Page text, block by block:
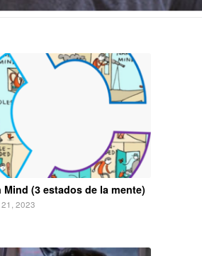
Mind (3 estados de la mente)
2023